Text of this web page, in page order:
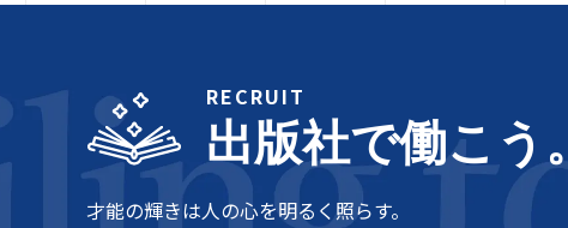
RECRUIT
出版社で働こう。
才能の輝きは人の心を明るく照らす。